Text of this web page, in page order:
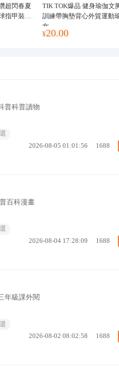
超閃春夏
指甲裝飾
TIK TOK爆品 健身瑜伽文
訓練帶胸墊背心外貿運動
女
¥20.00
普科普讀物
2026-08-05 01:01:56 1688
百科漫畫
2026-08-04 17:28:09 1688
年級課外閱
2026-08-02 08:02:58 1688